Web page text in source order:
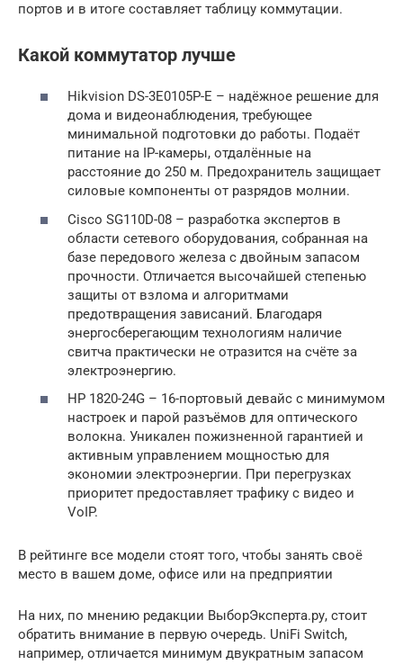
портов и в итоге составляет таблицу коммутации.
Какой коммутатор лучше
Hikvision DS-3E0105P-E – надёжное решение для
дома и видеонаблюдения, требующее
минимальной подготовки до работы. Подаёт
питание на IP-камеры, отдалённые на
расстояние до 250 м. Предохранитель защищает
силовые компоненты от разрядов молнии.
Cisco SG110D-08 – разработка экспертов в
области сетевого оборудования, собранная на
базе передового железа с двойным запасом
прочности. Отличается высочайшей степенью
защиты от взлома и алгоритмами
предотвращения зависаний. Благодаря
энергосберегающим технологиям наличие
свитча практически не отразится на счёте за
электроэнергию.
HP 1820-24G – 16-портовый девайс с минимумом
настроек и парой разъёмов для оптического
волокна. Уникален пожизненной гарантией и
активным управлением мощностью для
экономии электроэнергии. При перегрузках
приоритет предоставляет трафику с видео и
VoIP.
В рейтинге все модели стоят того, чтобы занять своё
место в вашем доме, офисе или на предприятии
На них, по мнению редакции ВыборЭксперта.ру, стоит
обратить внимание в первую очередь. UniFi Switch,
например, отличается минимум двукратным запасом